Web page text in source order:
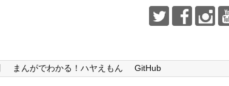
まんがでわかる！ハヤえもん GitHub